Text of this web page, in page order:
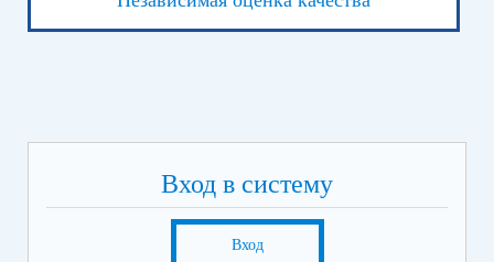
Вход в систему
Вход